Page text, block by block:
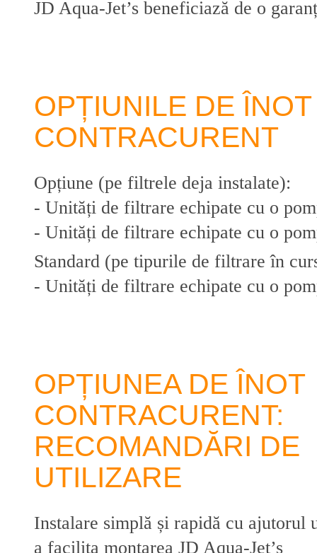
JD Aqua-Jet’s beneficiază de o
OPȚIUNILE DE ÎNOT
CONTRACURENT
Opțiune (pe filtrele deja instalate):
- Unități de filtrare echipate cu o
- Unități de filtrare echipate cu o
Standard (pe tipurile de filtrare în
- Unități de filtrare echipate cu o
OPȚIUNEA DE ÎNOT
CONTRACURENT:
RECOMANDĂRI DE
UTILIZARE
Instalare simplă și rapidă cu ajutorul
a facilita montarea JD Aqua-Jet’s